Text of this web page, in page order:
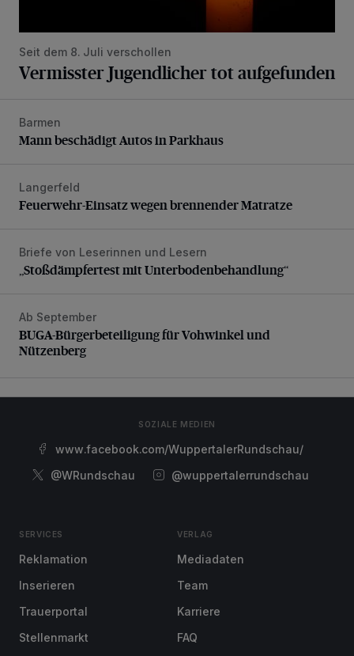
Seit dem 8. Juli verschollen
Vermisster Jugendlicher tot aufgefunden
Mann beschädigt Autos in Parkhaus
Barmen
Mann beschädigt Autos in Parkhaus
Feuerwehr-Einsatz wegen brennender Matratze
Langerfeld
Feuerwehr-Einsatz wegen brennender Matratze
„Stoßdämpfertest mit Unterbodenbehandlung“
Briefe von Leserinnen und Lesern
„Stoßdämpfertest mit Unterbodenbehandlung“
BUGA-Bürgerbeteiligung für Vohwinkel und Nützenberg
Ab September
BUGA-Bürgerbeteiligung für Vohwinkel und
Nützenberg
SOZIALE MEDIEN
www.facebook.com/WuppertalerRundschau/
@WRundschau
@wuppertalerrundschau
SERVICES
Reklamation
Inserieren
Trauerportal
Stellenmarkt
VERLAG
Mediadaten
Team
Karriere
FAQ